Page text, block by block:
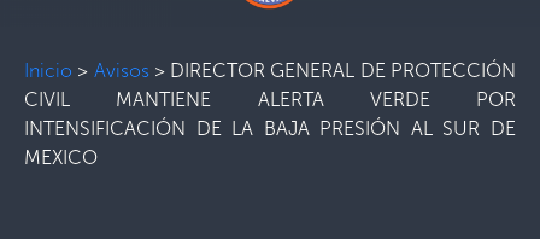
Inicio > Avisos> DIRECTOR GENERAL DE PROTECCIÓN
CIVIL MANTIENE ALERTA VERDE POR
INTENSIFICACIÓN DE LA BAJA PRESIÓN AL SUR DE
MEXICO